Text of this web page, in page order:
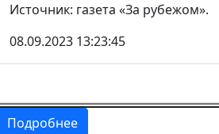
Источник: газета «За рубежом».
08.09.2023 13:23:45
Подробнее